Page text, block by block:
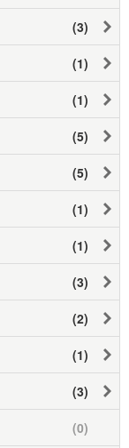
(3)
(1)
(1)
(5)
(5)
(1)
(1)
(3)
(2)
(1)
(3)
(0)